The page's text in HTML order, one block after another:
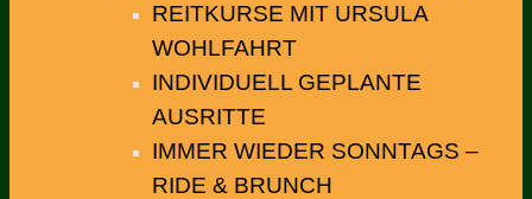
REITKURSE MIT URSULA
WOHLFAHRT
INDIVIDUELL GEPLANTE
AUSRITTE
IMMER WIEDER SONNTAGS –
RIDE & BRUNCH